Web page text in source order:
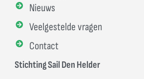
Nieuws
Veelgestelde vragen
Contact
Stichting Sail Den Helder